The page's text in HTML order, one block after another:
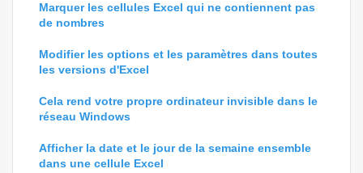
Marquer les cellules Excel qui ne contiennent pas
de nombres
Modifier les options et les paramètres dans toutes
les versions d'Excel
Cela rend votre propre ordinateur invisible dans le
réseau Windows
Afficher la date et le jour de la semaine ensemble
dans une cellule Excel